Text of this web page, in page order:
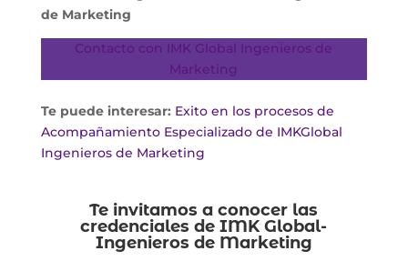
de Marketing
Contacto con IMK Global Ingenieros de
Marketing
Te puede interesar: Exito en los procesos de
Acompañamiento Especializado de IMKGlobal
Ingenieros de Marketing
Te invitamos a conocer las
credenciales deIMK Global-
Ingenieros de Marketing